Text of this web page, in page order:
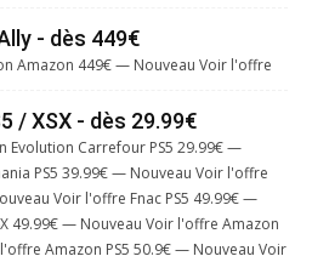
- dès 449€
Amazon 449€ — Nouveau Voir l'offre
/ XSX - dès 29.99€
Evolution Carrefour PS5 29.99€ —
PS5 39.99€ — Nouveau Voir l'offre
Voir l'offre Fnac PS5 49.99€ —
49.99€ — Nouveau Voir l'offre Amazon
Amazon PS5 50.9€ — Nouveau Voir